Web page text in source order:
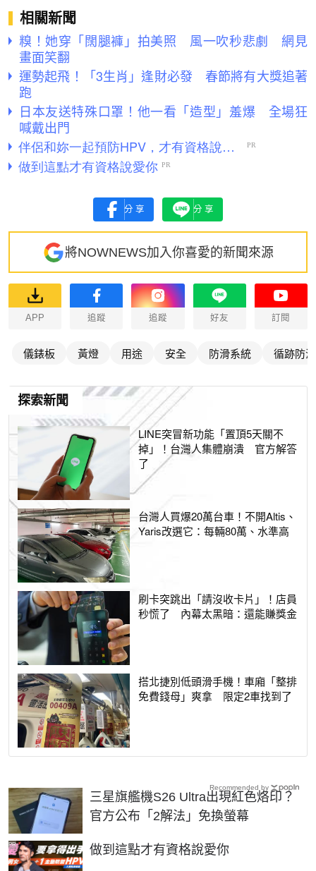
相關新聞
糗！她穿「闊腿褲」拍美照 風一吹秒悲劇 網見
畫面笑翻
運勢起飛！「3生肖」逢財必發 春節將有大獎追著
跑
日本友送特殊口罩！他一看「造型」羞爆 全場狂
喊戴出門
分享 分享
將NOWNEWS加入你喜愛的新聞來源
APP 追蹤 追蹤 好友 訂閱
儀錶板 黃燈 用途 安全 防滑系統 循跡防滑
探索新聞
LINE突冒新功能「置頂5天關不
掉」！台灣人集體崩潰 官方解答
了
台灣人買爆20萬台車！不開Altis、
Yaris改選它：每輛80萬、水準高
刷卡突跳出「請沒收卡片」！店員
秒慌了 內幕太黑暗：還能賺獎金
搭北捷別低頭滑手機！車廂「整排
免費錢母」爽拿 限定2車找到了
三星旗艦機S26 Ultra出現紅色烙印？
官方公布「2解法」免換螢幕
做到這點才有資格說愛你
PR
Recommended by